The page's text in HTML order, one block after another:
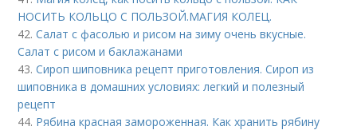
НОСИТЬ КОЛЬЦО С ПОЛЬЗОЙ.МАГИЯ КОЛЕЦ.
42.Салат с фасолью и рисом на зиму очень вкусные.
Салат с рисом и баклажанами
43.Сироп шиповника рецепт приготовления. Сироп из
шиповника в домашних условиях: легкий и полезный
рецепт
44. Рябина красная замороженная. Как хранить рябину